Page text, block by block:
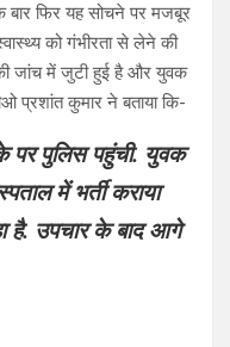
बार फिर यह सोचने पर मजबूर
को गंभीरता से लेने की
जांच में जुटी हुई है और युवक
प्रशांत कुमार ने बताया कि-
पर पुलिस पहुंची. युवक
में भर्ती कराया
है. उपचार के बाद आगे